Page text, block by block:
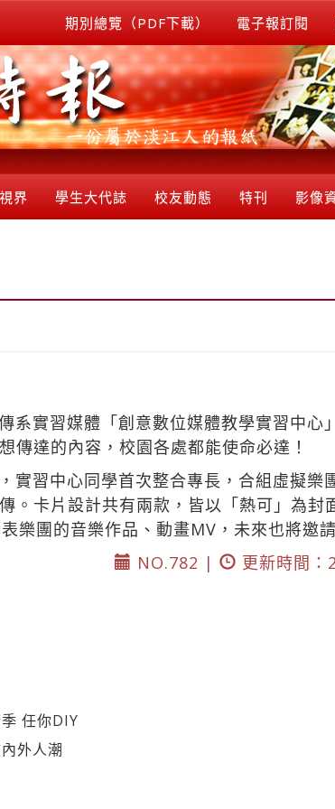
期別總覽（PDF下載） 電子報訂閱
界 學生大代誌 校友動態 特刊 影像
系實習媒體「創意數位媒體教學實習中
傳達的內容，校園各處都能使命必達！
實習中心同學首次整合專長，合組虛擬樂
。卡片設計共有兩款，皆以「熱可」為封
團的音樂作品、動畫MV，未來也將邀請
NO.782 |
更新時間
任你DIY
外人潮